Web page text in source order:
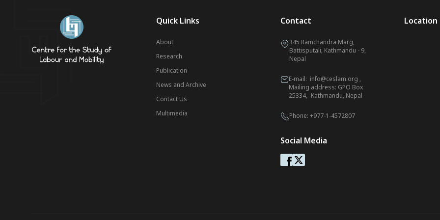
Quick Links
About
Research
Publication
News and Archive
Contact Us
Multimedia
Contact
345 Ramchandra Marg,
Battisputali, Kathmandu - 9,
Nepal
E-mail: info@ceslam.org ,
Mailing address: GPO Box
25334, Kathmandu, Nepal
Phone: +977-1-4572807
Social Media
Location